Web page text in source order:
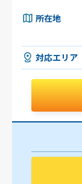
所在地
対応エリア